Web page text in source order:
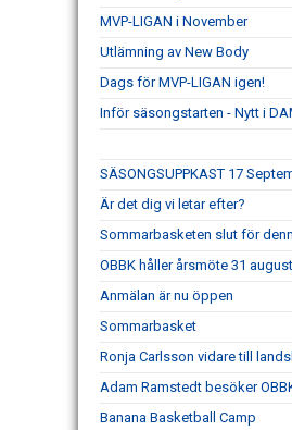
MVP-LIGAN i November
Utlämning av New Body
Dags för MVP-LIGAN igen!
Inför säsongstarten - Nytt i
SÄSONGSUPPKAST 17
Är det dig vi letar efter?
Sommarbasketen slut för
OBBK håller årsmöte 31
Anmälan är nu öppen
Sommarbasket
Ronja Carlsson vidare till
Adam Ramstedt besöker
Banana Basketball Camp